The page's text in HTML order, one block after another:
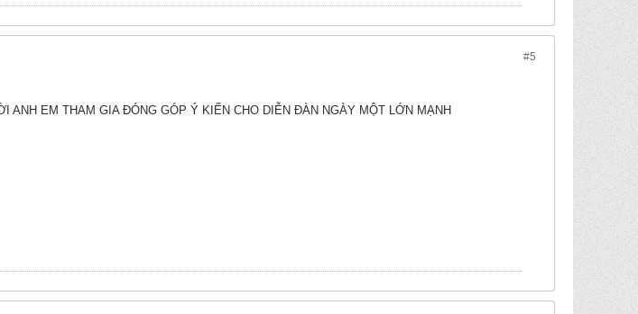
#5
ANH EM THAM GIA ĐÓNG GÓP Ý KIẾN CHO DIỄN ĐÀN NGÀY MỘT LỚN MẠNH